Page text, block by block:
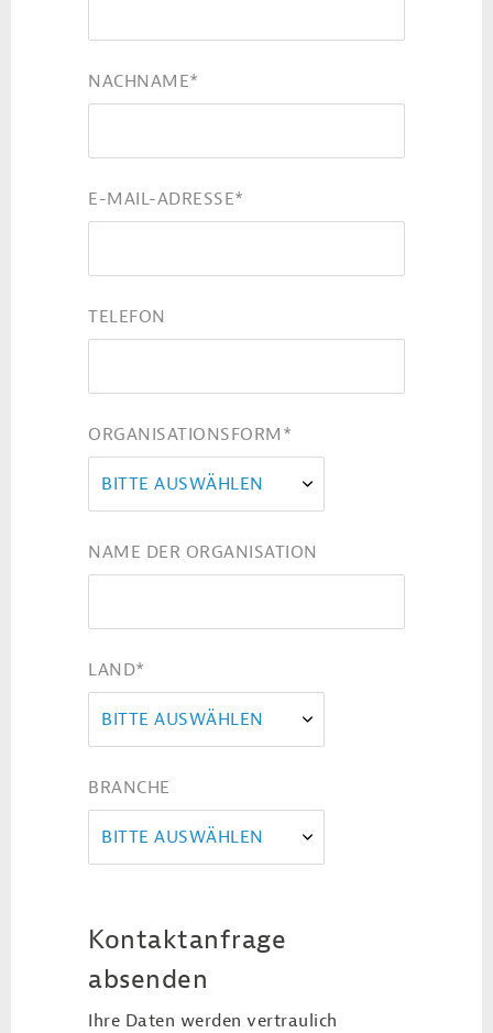
NACHNAME*
E-MAIL-ADRESSE*
TELEFON
ORGANISATIONSFORM *
BITTE AUSWÄHLEN
NAME DER ORGANISATION
LAND*
BITTE AUSWÄHLEN
BRANCHE
BITTE AUSWÄHLEN
Kontaktanfrage
absenden
Ihre Daten werden vertraulich